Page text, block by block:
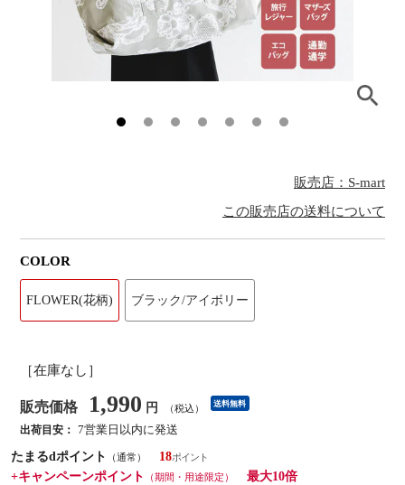
販売店：S-mart
この販売店の送料について
COLOR
FLOWER(花柄) ブラック/アイボリー
［在庫なし］
販売価格 1,990 円 （税込） 送料無料
出荷目安： 7営業日以内に発送
たまるdポイント
（通常）
18
+キャンペーンポイント
（期間・用途限定）
最大10倍